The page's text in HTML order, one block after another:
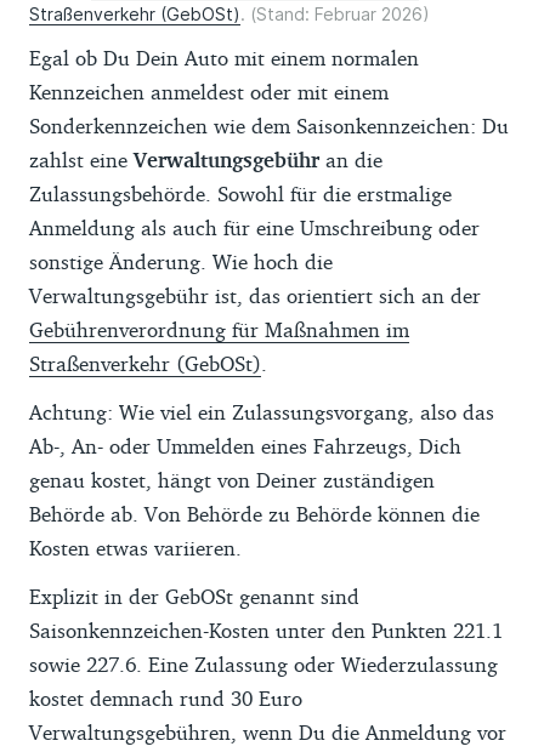
Straßenverkehr (GebOSt). (Stand: Februar 2026)
Egal ob Du Dein Auto mit einem normalen
Kennzeichen anmeldest oder mit einem
Sonderkennzeichen wie dem Saisonkennzeichen: Du
zahlst eineVerwaltungsgebühr an die
Zulassungsbehörde. Sowohl für die erstmalige
Anmeldung als auch für eine Umschreibung oder
sonstige Änderung. Wie hoch die
Verwaltungsgebühr ist, das orientiert sich an der
Gebührenverordnung für Maßnahmen im
Straßenverkehr (GebOSt)
Achtung: Wie viel ein Zulassungsvorgang, also das
Ab-, An- oder Ummelden eines Fahrzeugs, Dich
genau kostet, hängt von Deiner zuständigen
Behörde ab. Von Behörde zu Behörde können die
Kosten etwas variieren.
Explizit in der GebOSt genannt sind
Saisonkennzeichen-Kosten unter den Punkten 221.1
sowie 227.6. Eine Zulassung oder Wiederzulassung
kostet demnach rund 30 Euro
Verwaltungsgebühren, wenn Du die Anmeldung vor